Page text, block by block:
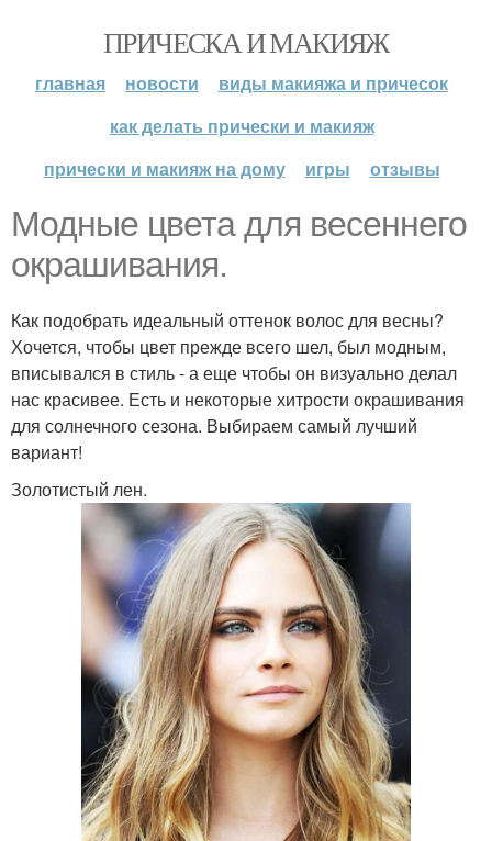
ПРИЧЕСКА И МАКИЯЖ
главная новости
виды макияжа и причесок
как делать прически и макияж
прически и макияж на дому
игры отзывы
Модные цвета для весеннего
окрашивания.
Как подобрать идеальный оттенок волос для весны?
Хочется, чтобы цвет прежде всего шел, был модным,
вписывался в стиль - а еще чтобы он визуально делал
нас красивее. Есть и некоторые хитрости окрашивания
для солнечного сезона. Выбираем самый лучший
вариант!
Золотистый лен.